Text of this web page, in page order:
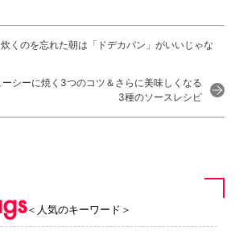
炊くのを忘れた朝は「ドデカパン」がいいじゃな
シーに焼く3つのコツ＆さらに美味しくなる
3種のソースレシピ
＜人気のキーワード＞